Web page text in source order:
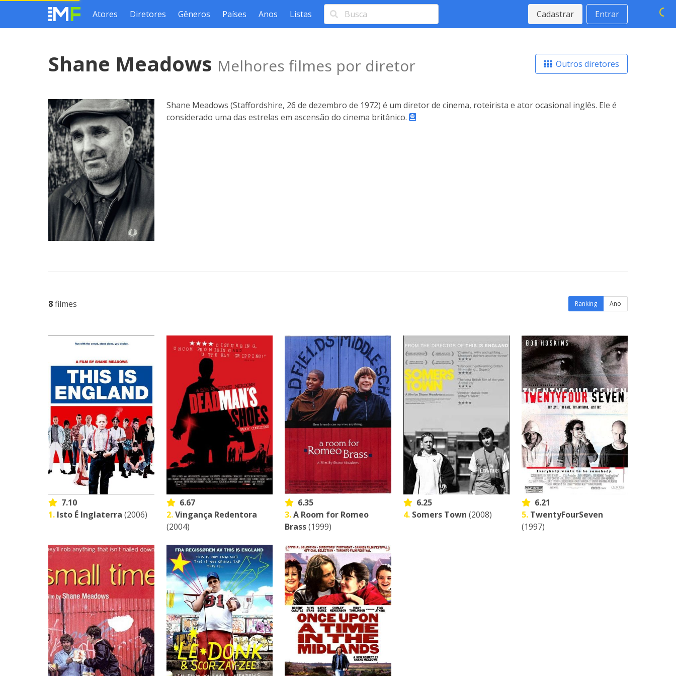
Atores Diretores Gêneros Países Anos Listas Cadastrar Entrar
Shane Meadows Melhores filmes por diretor Outros diretores
Shane Meadows (Staffordshire, 26 de dezembro de 1972) é um diretor de cinema, roteirista e ator ocasional inglês. Ele é
considerado uma das estrelas em ascensão do cinema britânico.
8filmes Ranking Ano
7.10
1. Isto É Inglaterra (2006)
6.67
2.Vingança Redentora
(2004)
6.35
3.A Room for Romeo
Brass(1999)
6.25
4. Somers Town (2008)
6.21
5. TwentyFourSeven
(1997)